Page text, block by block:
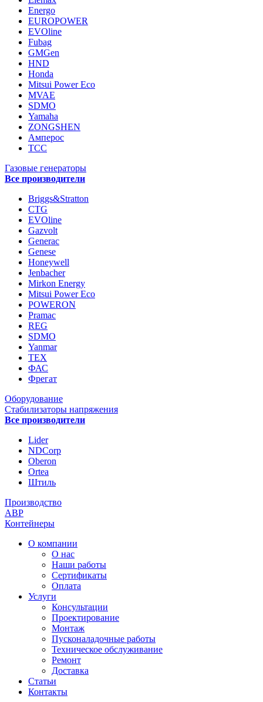
Energo
EUROPOWER
EVOline
Fubag
GMGen
HND
Honda
Mitsui Power Eco
MVAE
SDMO
Yamaha
ZONGSHEN
Амперос
ТСС
Газовые генераторы
Все производители
Briggs&Stratton
CTG
EVOline
Gazvolt
Generac
Genese
Honeywell
Jenbacher
Mirkon Energy
Mitsui Power Eco
POWERON
Pramac
REG
SDMO
Yanmar
ТЕХ
ФАС
Фрегат
Оборудование
Стабилизаторы напряжения
Все производители
Lider
NDCorp
Oberon
Ortea
Штиль
Производство
АВР
Контейнеры
О компании
О нас
Наши работы
Сертификаты
Оплата
Услуги
Консультации
Проектирование
Монтаж
Пусконаладочные работы
Техническое обслуживание
Ремонт
Доставка
Статьи
Контакты